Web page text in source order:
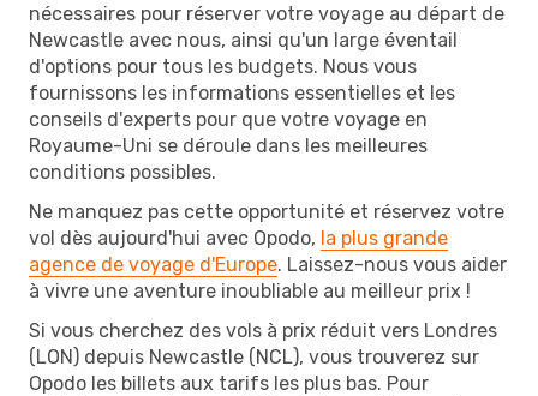
nécessaires pour réserver votre voyage au départ de
Newcastle avec nous, ainsi qu'un large éventail
d'options pour tous les budgets. Nous vous
fournissons les informations essentielles et les
conseils d'experts pour que votre voyage en
Royaume-Uni se déroule dans les meilleures
conditions possibles.
Ne manquez pas cette opportunité et réservez votre
vol dès aujourd'hui avec Opodo, la plus grande
agence de voyage d'Europe. Laissez-nous vous aider
à vivre une aventure inoubliable au meilleur prix !
Si vous cherchez des vols à prix réduit vers Londres
(LON) depuis Newcastle (NCL), vous trouverez sur
Opodo les billets aux tarifs les plus bas. Pour